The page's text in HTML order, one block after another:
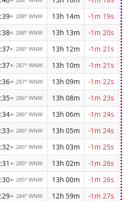
↑ 288° WNW 13h 14m
-1m 19s
↑ 288° WNW 13h 13m
-1m 20s
↑ 288° WNW 13h 12m
-1m 21s
↑ 287° WNW 13h 10m
-1m 21s
↑ 287° WNW 13h 09m
-1m 22s
↑ 286° WNW 13h 08m
-1m 23s
↑ 286° WNW 13h 06m
-1m 24s
↑ 286° WNW 13h 05m
-1m 24s
↑ 285° WNW 13h 03m
-1m 25s
↑ 285° WNW 13h 02m
-1m 26s
↑ 285° WNW 13h 00m
-1m 26s
↑ 284° WNW 12h 59m
-1m 27s